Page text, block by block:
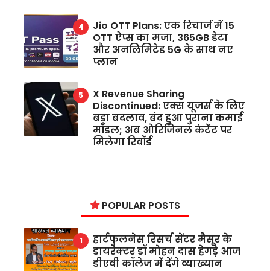
Jio OTT Plans: एक रिचार्ज में 15
OTT ऐप्स का मजा, 365GB डेटा
और अनलिमिटेड 5G के साथ नए
प्लान
X Revenue Sharing
Discontinued: एक्स यूजर्स के लिए
बड़ा बदलाव, बंद हुआ पुराना कमाई
मॉडल; अब ओरिजिनल कंटेंट पर
मिलेगा रिवॉर्ड
POPULAR POSTS
हार्टफुलनेस रिसर्च सेंटर मैसूर के
डायरेक्टर डॉ मोहन दास हेगड़े आज
डीएवी कॉलेज में देंगे व्याख्यान